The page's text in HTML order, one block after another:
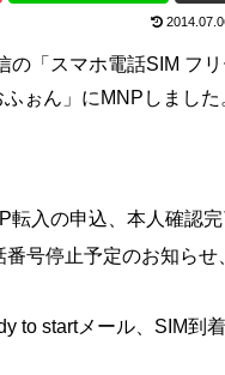
の「スマホ電話SIM フ
ぉん」にMNPしました
転入の申込、本人確認完
号停止予定のお知らせ
to startメール、SIM到着